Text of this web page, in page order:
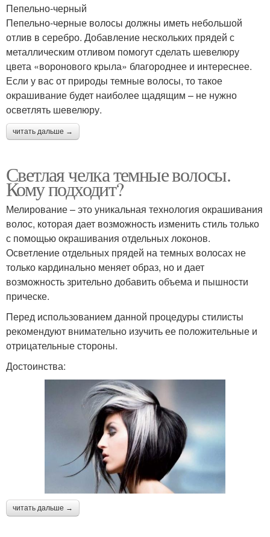
Пепельно-черный
Пепельно-черные волосы должны иметь небольшой
отлив в серебро. Добавление нескольких прядей с
металлическим отливом помогут сделать шевелюру
цвета «воронового крыла» благороднее и интереснее.
Если у вас от природы темные волосы, то такое
окрашивание будет наиболее щадящим – не нужно
осветлять шевелюру.
читать дальше →
Светлая челка темные волосы.
Кому подходит?
Мелирование – это уникальная технология окрашивания
волос, которая дает возможность изменить стиль только
с помощью окрашивания отдельных локонов.
Осветление отдельных прядей на темных волосах не
только кардинально меняет образ, но и дает
возможность зрительно добавить объема и пышности
прическе.
Перед использованием данной процедуры стилисты
рекомендуют внимательно изучить ее положительные и
отрицательные стороны.
Достоинства:
читать дальше →